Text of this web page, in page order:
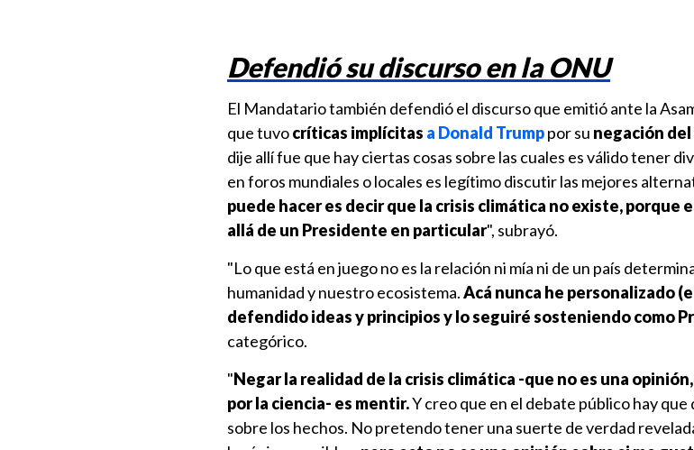
Defendió su discurso en la ONU
El Mandatario también defendió el discurso que emitió ante la
que tuvocríticas implícitas a Donald Trumppor su negación
dije allí fue que hay ciertas cosas sobre las cuales es válido tener
en foros mundiales o locales es legítimo discutir las mejores
puede hacer es decir que la crisis climática no existe, porque
allá de un Presidente en particular", subrayó.
"Lo que está en juego no es la relación ni mía ni de un país
humanidad y nuestro ecosistema.Acá nunca he personalizado
defendido ideas y principios y lo seguiré sosteniendo como
categórico.
"Negar la realidad de la crisis climática -que no es una
por la ciencia- es mentir.Y creo que en el debate público hay
sobre los hechos. No pretendo tener una suerte de verdad